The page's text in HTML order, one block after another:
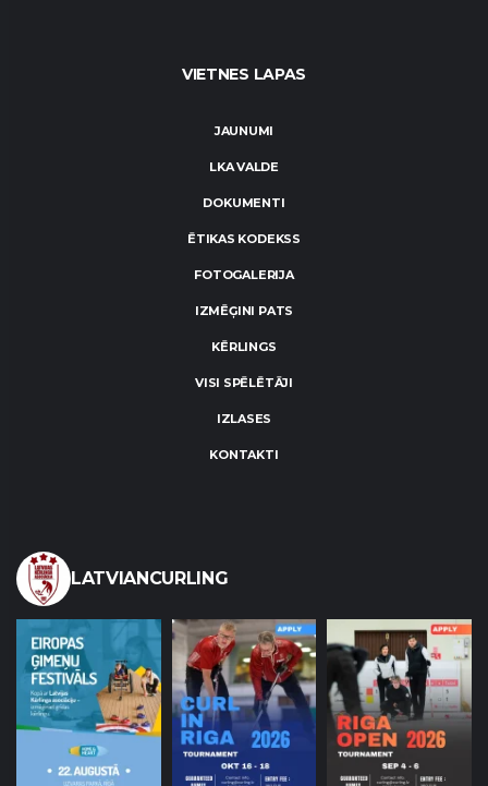
VIETNES LAPAS
JAUNUMI
LKA VALDE
DOKUMENTI
ĒTIKAS KODEKSS
FOTOGALERIJA
IZMĒĢINI PATS
KĒRLINGS
VISI SPĒLĒTĀJI
IZLASES
KONTAKTI
LATVIANCURLING